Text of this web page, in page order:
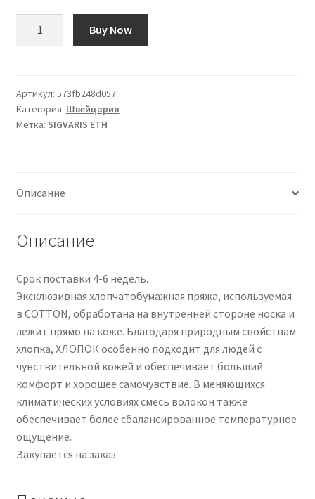
A-
G
KKL2
SVHR
1
Paar
Buy Now
Артикул: 573fb248d057
Категория: Швейцария
Метка: SIGVARIS ETH
Описание
Описание
Срок поставки 4-6 недель.
Эксклюзивная хлопчатобумажная пряжа, используемая
в COTTON, обработана на внутренней стороне носка и
лежит прямо на коже. Благодаря природным свойствам
хлопка, ХЛОПОК особенно подходит для людей с
чувствительной кожей и обеспечивает больший
комфорт и хорошее самочувствие. В меняющихся
климатических условиях смесь волокон также
обеспечивает более сбалансированное температурное
ощущение.
Закупается на заказ